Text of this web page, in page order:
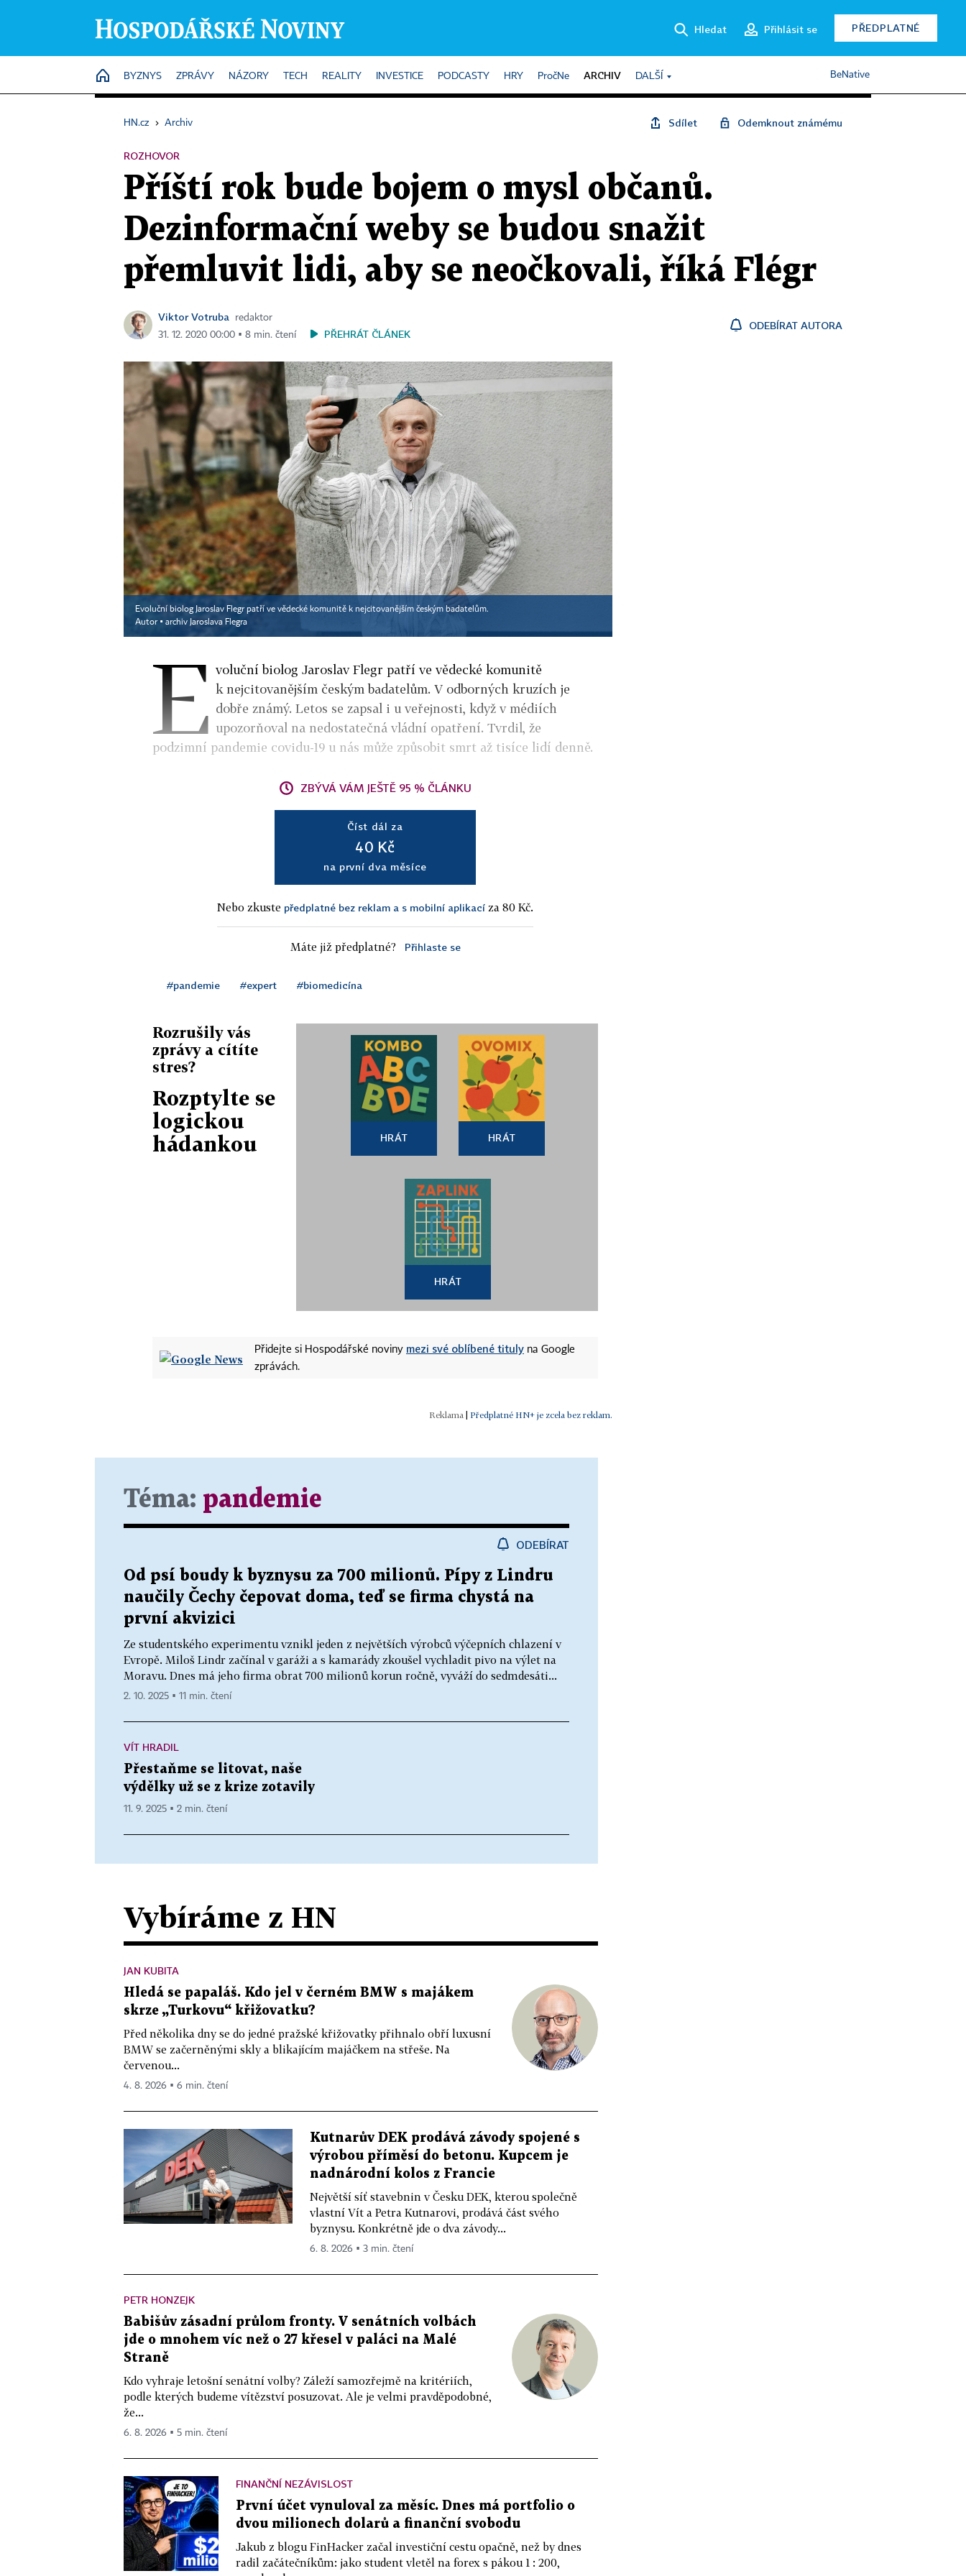
Hledat Přihlásit se PŘEDPLATNÉ
HOME
BYZNYS ZPRÁVY NÁZORY TECH REALITY INVESTICE PODCASTY HRY PročNe ARCHIV DALŠÍ BeNative
HN.cz › Archiv Sdílet Odemknout známému
ROZHOVOR
Příští rok bude bojem o mysl občanů.
Dezinformační weby se budou snažit
přemluvit lidi, aby se neočkovali, říká Flégr
Viktor Votruba
redaktor
31. 12. 2020 00:00 ▪ 8 min. čtení
PŘEHRÁT ČLÁNEK
ODEBÍRAT AUTORA
Evoluční biolog Jaroslav Flegr patří ve vědecké komunitě k nejcitovanějším českým badatelům.
Autor ▪ archiv Jaroslava Flegra
E voluční biolog Jaroslav Flegr patří ve vědecké komunitě
k nejcitovanějším českým badatelům. V odborných kruzích je
dobře známý. Letos se zapsal i u veřejnosti, když v médiích
upozorňoval na nedostatečná vládní opatření. Tvrdil, že
podzimní pandemie covidu-19 u nás může způsobit smrt až tisíce lidí denně.
ZBÝVÁ VÁM JEŠTĚ 95 % ČLÁNKU
Číst dál za
40 Kč
na první dva měsíce
Nebo zkuste předplatné bez reklam a s mobilní aplikací za 80 Kč.
Máte již předplatné? Přihlaste se
#pandemie #expert #biomedicína
Rozrušily vás
zprávy a cítíte
stres?
Rozptylte se
logickou
hádankou
HRÁT HRÁT
HRÁT
Přidejte si Hospodářské noviny mezi své oblíbené tituly na Google
zprávách.
| Předplatné HN+ je zcela bez reklam.
Téma: pandemie
ODEBÍRAT
Od psí boudy k byznysu za 700 milionů. Pípy z Lindru
naučily Čechy čepovat doma, teď se firma chystá na
první akvizici
Ze studentského experimentu vznikl jeden z největších výrobců výčepních chlazení v
Evropě. Miloš Lindr začínal v garáži a s kamarády zkoušel vychladit pivo na výlet na
Moravu. Dnes má jeho firma obrat 700 milionů korun ročně, vyváží do sedmdesáti...
2. 10. 2025 ▪ 11 min. čtení
VÍT HRADIL
Přestaňme se litovat, naše
výdělky už se z krize zotavily
11. 9. 2025 ▪ 2 min. čtení
Vybíráme z HN
JAN KUBITA
Hledá se papaláš. Kdo jel v černém BMW s majákem
skrze „Turkovu“ křižovatku?
Před několika dny se do jedné pražské křižovatky přihnalo obří luxusní
BMW se začerněnými skly a blikajícím majáčkem na střeše. Na
červenou...
4. 8. 2026 ▪ 6 min. čtení
Kutnarův DEK prodává závody spojené s
výrobou příměsí do betonu. Kupcem je
nadnárodní kolos z Francie
Největší síť stavebnin v Česku DEK, kterou společně
vlastní Vít a Petra Kutnarovi, prodává část svého
byznysu. Konkrétně jde o dva závody...
6. 8. 2026 ▪ 3 min. čtení
PETR HONZEJK
Babišův zásadní průlom fronty. V senátních volbách
jde o mnohem víc než o 27 křesel v paláci na Malé
Straně
Kdo vyhraje letošní senátní volby? Záleží samozřejmě na kritériích,
podle kterých budeme vítězství posuzovat. Ale je velmi pravděpodobné,
že...
6. 8. 2026 ▪ 5 min. čtení
FINANČNÍ NEZÁVISLOST
První účet vynuloval za měsíc. Dnes má portfolio o
dvou milionech dolarů a finanční svobodu
Jakub z blogu FinHacker začal investiční cestu opačně, než by dnes
radil začátečníkům: jako student vletěl na forex s pákou 1 : 200,